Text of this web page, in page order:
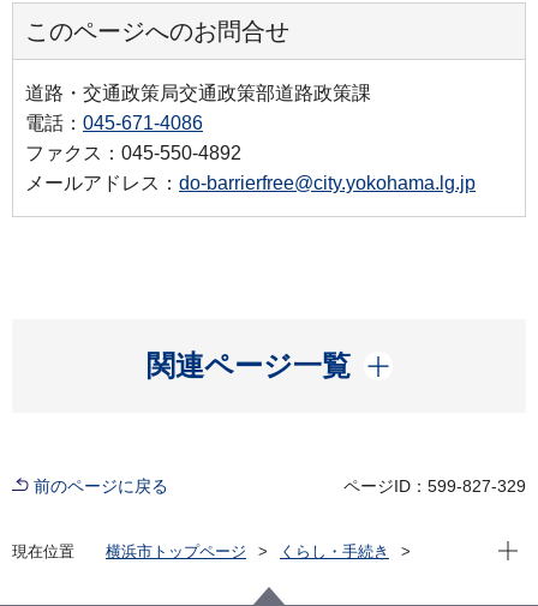
このページへのお問合せ
道路・交通政策局交通政策部道路政策課
電話： 045-671-4086
ファクス：045-550-4892
メールアドレス： do-barrierfree@city.yokohama.lg.jp
関連ページ一覧
開く
前のページに戻る ページID：599-827-329
現在位置 横浜市トップページ
くらし・手続き
バリアフリー基本構想
現在